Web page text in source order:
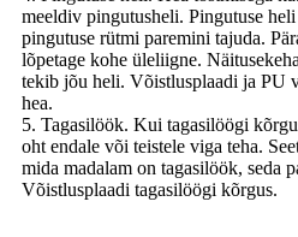
meeldiv pingutusheli. Pingutuse
pingutuse rütmi paremini tajuda.
lõpetage kohe üleliigne.
tekib jõu heli. Võistlusplaadi ja PU
hea.
5. Tagasilöök. Kui tagasilöögi
oht endale või teistele viga teha.
mida madalam on tagasilöök, seda
Võistlusplaadi tagasilöögi kõrgus.